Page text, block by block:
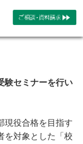
験セミナーを行い
現役合格を目指す
を対象とした「校